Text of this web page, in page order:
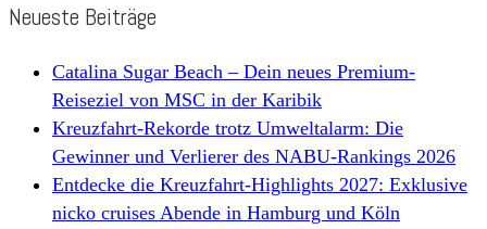
Neueste Beiträge
Catalina Sugar Beach – Dein neues Premium-
Reiseziel von MSC in der Karibik
Kreuzfahrt-Rekorde trotz Umweltalarm: Die
Gewinner und Verlierer des NABU-Rankings 2026
Entdecke die Kreuzfahrt-Highlights 2027: Exklusive
nicko cruises Abende in Hamburg und Köln